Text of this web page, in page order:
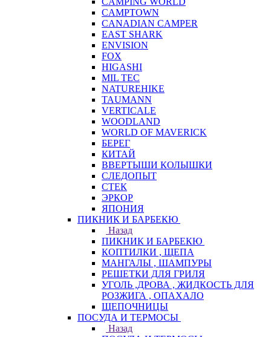
CAMPTOWN
CANADIAN CAMPER
EAST SHARK
ENVISION
FOX
HIGASHI
MIL TEC
NATUREHIKE
TAUMANN
VERTICALE
WOODLAND
WORLD OF MAVERICK
БЕРЕГ
КИТАЙ
ВВЕРТЫШИ КОЛЫШКИ
СЛЕДОПЫТ
СТЕК
ЭРКОР
ЯПОНИЯ
ПИКНИК И БАРБЕКЮ
Назад
ПИКНИК И БАРБЕКЮ
КОПТИЛКИ , ЩЕПА
МАНГАЛЫ , ШАМПУРЫ
РЕШЕТКИ ДЛЯ ГРИЛЯ
УГОЛЬ ,ДРОВА , ЖИДКОСТЬ ДЛЯ
РОЗЖИГА , ОПАХАЛО
ЩЕПОЧНИЦЫ
ПОСУДА И ТЕРМОСЫ
Назад